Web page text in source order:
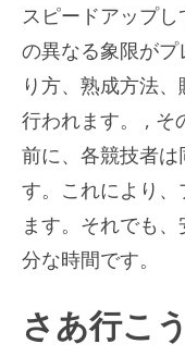
スピードアップ
の異なる象限が
り方、熟成方法
行われます。 , そ
前に、各競技者は
す。これにより、
ます。それでも
分な時間です。
さあ行こ